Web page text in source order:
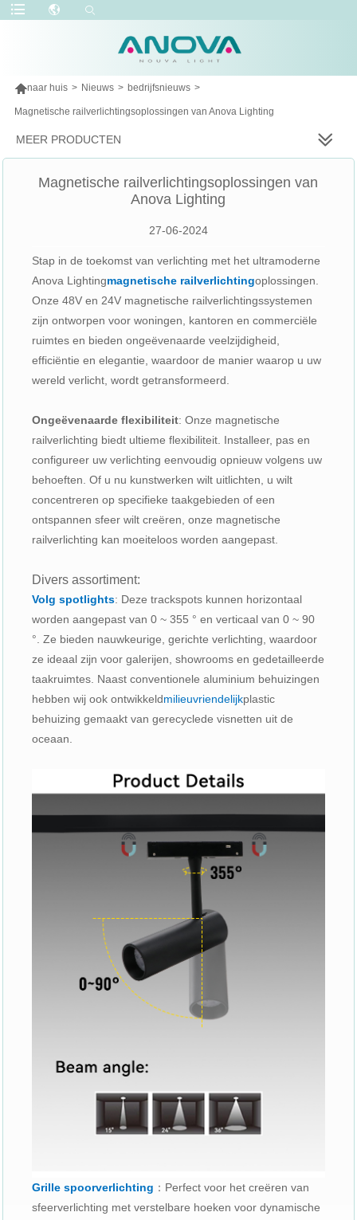
naar huis > Nieuws > bedrijfsnieuws >
Magnetische railverlichtingsoplossingen van Anova Lighting
MEER PRODUCTEN
Magnetische railverlichtingsoplossingen van
Anova Lighting
27-06-2024
Stap in de toekomst van verlichting met het ultramoderne
Anova Lightingmagnetische railverlichtingoplossingen.
Onze 48V en 24V magnetische railverlichtingssystemen
zijn ontworpen voor woningen, kantoren en commerciële
ruimtes en bieden ongeëvenaarde veelzijdigheid,
efficiëntie en elegantie, waardoor de manier waarop u uw
wereld verlicht, wordt getransformeerd.
Ongeëvenaarde flexibiliteit: Onze magnetische
railverlichting biedt ultieme flexibiliteit. Installeer, pas en
configureer uw verlichting eenvoudig opnieuw volgens uw
behoeften. Of u nu kunstwerken wilt uitlichten, u wilt
concentreren op specifieke taakgebieden of een
ontspannen sfeer wilt creëren, onze magnetische
railverlichting kan moeiteloos worden aangepast.
Divers assortiment:
Volg spotlights: Deze trackspots kunnen horizontaal
worden aangepast van 0 ~ 355 ° en verticaal van 0 ~ 90
°. Ze bieden nauwkeurige, gerichte verlichting, waardoor
ze ideaal zijn voor galerijen, showrooms en gedetailleerde
taakruimtes. Naast conventionele aluminium behuizingen
hebben wij ook ontwikkeldmilieuvriendelijkplastic
behuizing gemaakt van gerecyclede visnetten uit de
oceaan.
Grille spoorverlichting ：Perfect voor het creëren van
sfeerverlichting met verstelbare hoeken voor dynamische